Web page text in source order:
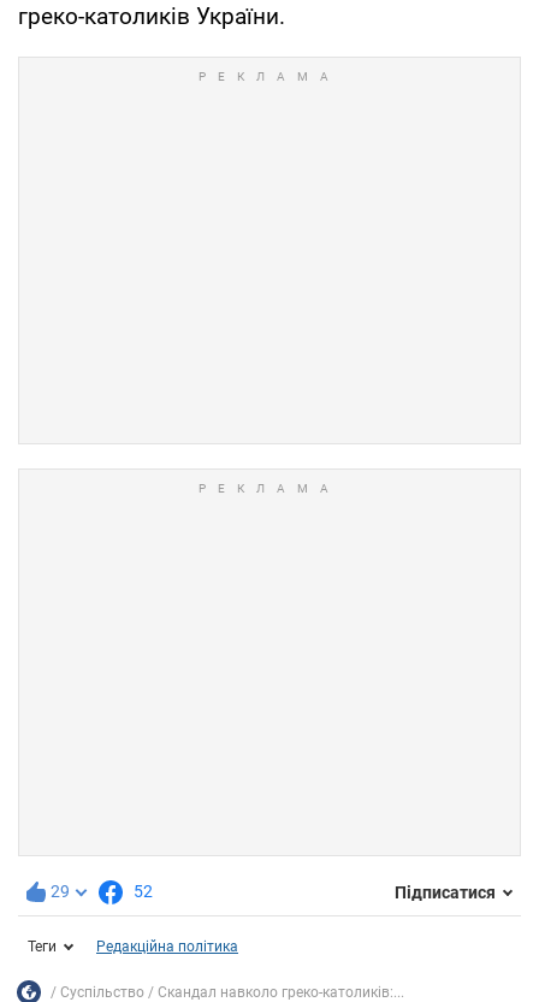
греко-католиків України.
29 52 Підписатися
Теги Редакційна політика
Суспільство Скандал навколо греко-католиків:...